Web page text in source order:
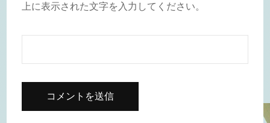
上に表示された文字を入力してください。